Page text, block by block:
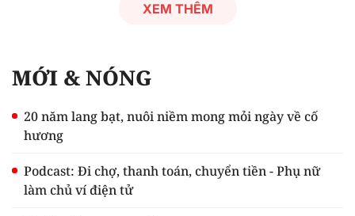
XEM THÊM
MỚI & NÓNG
20 năm lang bạt, nuôi niềm mong mỏi ngày về cố
hương
Podcast: Đi chợ, thanh toán, chuyển tiền - Phụ nữ
làm chủ ví điện tử